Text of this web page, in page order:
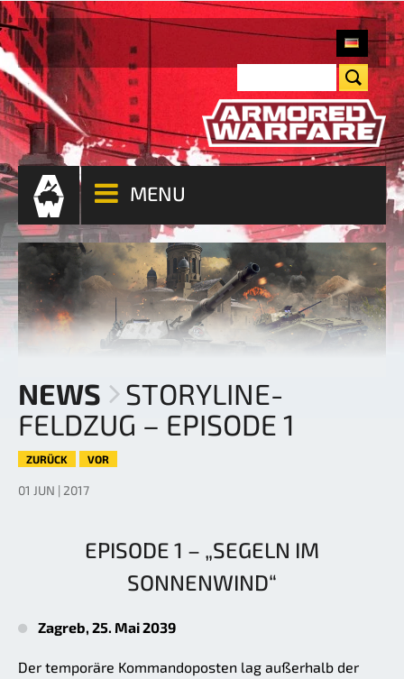
MENU
NEWS
STORYLINE-
FELDZUG – EPISODE 1
ZURÜCK VOR
01 JUN | 2017
EPISODE 1 – „SEGELN IM
SONNENWIND“
Zagreb, 25. Mai 2039
Der temporäre Kommandoposten lag außerhalb der